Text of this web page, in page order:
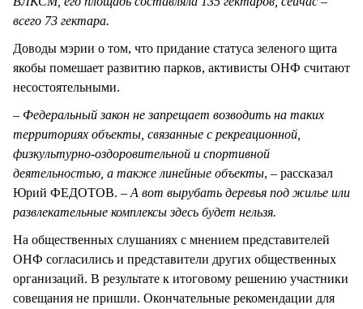
всего 73 гектара.
Доводы мэрии о том, что придание статуса зеленого щита
якобы помешает развитию парков, активисты ОНФ считают
несостоятельными.
– Федеральный закон не запрещает возводить на таких
территориях объекты, связанные с рекреационной,
физкультурно-оздоровительной и спортивной
деятельностью, а также линейные объекты, – рассказал
Юрий ФЕДОТОВ. – А вот вырубать деревья под жилье или
развлекательные комплексы здесь будет нельзя.
На общественных слушаниях с мнением представителей
ОНФ согласились и представители других общественных
организаций. В результате к итоговому решению участники
совещания не пришли. Окончательные рекомендации для